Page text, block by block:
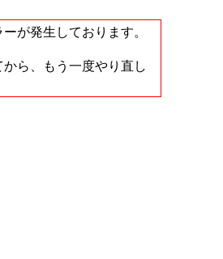
が発生しております。
から、もう一度やり直し